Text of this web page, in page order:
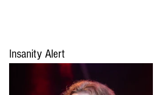
Insanity Alert